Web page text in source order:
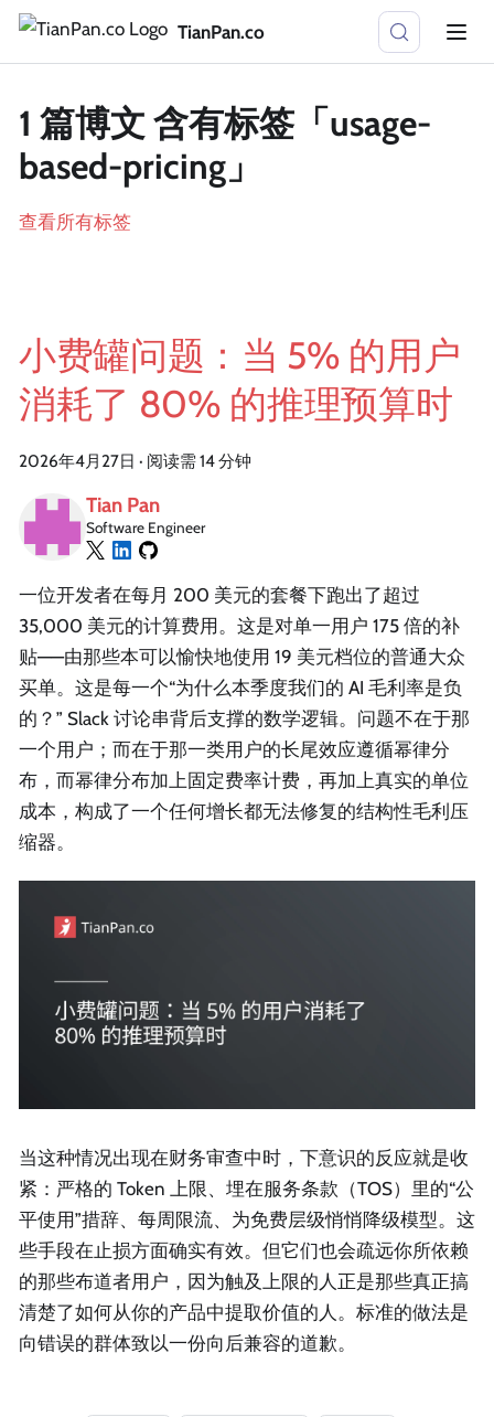
TianPan.co
1 篇博文 含有标签「usage-
based-pricing」
查看所有标签
小费罐问题：当 5% 的用户
消耗了 80% 的推理预算时
2026年4月27日 · 阅读需 14 分钟
Tian Pan
Software Engineer
一位开发者在每月 200 美元的套餐下跑出了超过
35,000 美元的计算费用。这是对单一用户 175 倍的补
贴——由那些本可以愉快地使用 19 美元档位的普通大众
买单。这是每一个“为什么本季度我们的 AI 毛利率是负
的？” Slack 讨论串背后支撑的数学逻辑。问题不在于那
一个用户；而在于那一类用户的长尾效应遵循幂律分
布，而幂律分布加上固定费率计费，再加上真实的单位
成本，构成了一个任何增长都无法修复的结构性毛利压
缩器。
当这种情况出现在财务审查中时，下意识的反应就是收
紧：严格的 Token 上限、埋在服务条款（TOS）里的“公
平使用”措辞、每周限流、为免费层级悄悄降级模型。这
些手段在止损方面确实有效。但它们也会疏远你所依赖
的那些布道者用户，因为触及上限的人正是那些真正搞
清楚了如何从你的产品中提取价值的人。标准的做法是
向错误的群体致以一份向后兼容的道歉。